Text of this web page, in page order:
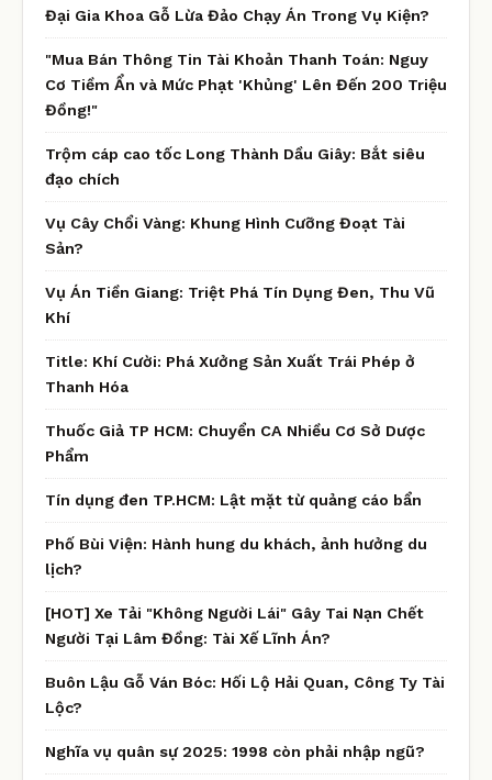
Đại Gia Khoa Gỗ Lừa Đảo Chạy Án Trong Vụ Kiện?
"Mua Bán Thông Tin Tài Khoản Thanh Toán: Nguy
Cơ Tiềm Ẩn và Mức Phạt 'Khủng' Lên Đến 200 Triệu
Đồng!"
Trộm cáp cao tốc Long Thành Dầu Giây: Bắt siêu
đạo chích
Vụ Cây Chổi Vàng: Khung Hình Cưỡng Đoạt Tài
Sản?
Vụ Án Tiền Giang: Triệt Phá Tín Dụng Đen, Thu Vũ
Khí
Title: Khí Cười: Phá Xưởng Sản Xuất Trái Phép ở
Thanh Hóa
Thuốc Giả TP HCM: Chuyển CA Nhiều Cơ Sở Dược
Phẩm
Tín dụng đen TP.HCM: Lật mặt từ quảng cáo bẩn
Phố Bùi Viện: Hành hung du khách, ảnh hưởng du
lịch?
[HOT] Xe Tải "Không Người Lái" Gây Tai Nạn Chết
Người Tại Lâm Đồng: Tài Xế Lĩnh Án?
Buôn Lậu Gỗ Ván Bóc: Hối Lộ Hải Quan, Công Ty Tài
Lộc?
Nghĩa vụ quân sự 2025: 1998 còn phải nhập ngũ?